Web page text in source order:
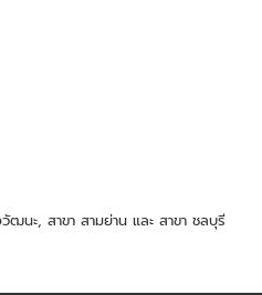
นะ, สาขา สามย่าน และ สาขา ชลบุรี